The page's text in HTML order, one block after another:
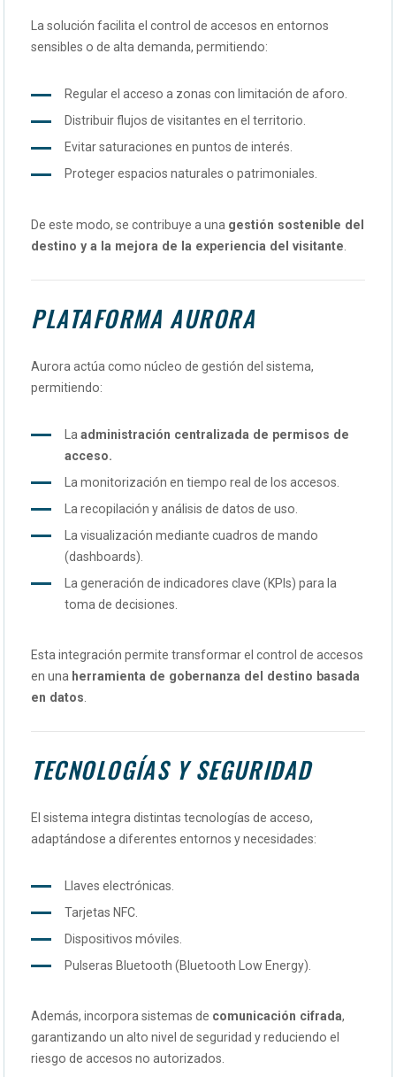
La solución facilita el control de accesos en entornos
sensibles o de alta demanda, permitiendo:
Regular el acceso a zonas con limitación de aforo.
Distribuir flujos de visitantes en el territorio.
Evitar saturaciones en puntos de interés.
Proteger espacios naturales o patrimoniales.
De este modo, se contribuye a una gestión sostenible del
destino y a la mejora de la experiencia del visitante
PLATAFORMA AURORA
Aurora actúa como núcleo de gestión del sistema,
permitiendo:
La administración centralizada de permisos de
acceso.
La monitorización en tiempo real de los accesos.
La recopilación y análisis de datos de uso.
La visualización mediante cuadros de mando
(dashboards).
La generación de indicadores clave (KPIs) para la
toma de decisiones.
Esta integración permite transformar el control de accesos
en una herramienta de gobernanza del destino basada
en datos
TECNOLOGÍAS Y SEGURIDAD
El sistema integra distintas tecnologías de acceso,
adaptándose a diferentes entornos y necesidades:
Llaves electrónicas.
Tarjetas NFC.
Dispositivos móviles.
Pulseras Bluetooth (Bluetooth Low Energy).
Además, incorpora sistemas de comunicación cifrada,
garantizando un alto nivel de seguridad y reduciendo el
riesgo de accesos no autorizados.